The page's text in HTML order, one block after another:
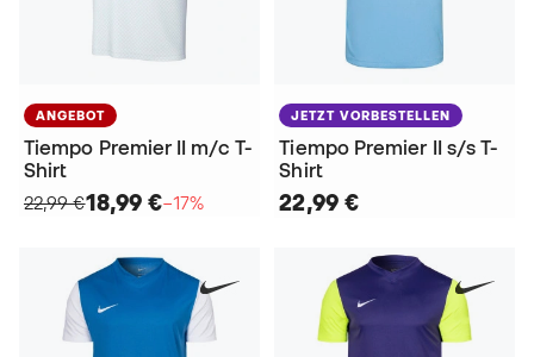
ANGEBOT
Tiempo Premier II m/c T-
Shirt
22,99 €18,99 €−17%
JETZT VORBESTELLEN
Tiempo Premier II s/s T-
Shirt
22,99 €